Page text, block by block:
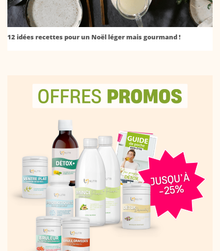
12 idées recettes pour un Noël léger mais gourmand !